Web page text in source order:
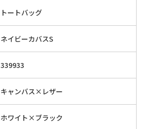
トートバッグ
ネイビーカバスS
339933
キャンバス×レザー
ホワイト×ブラック